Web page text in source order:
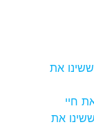
את
חיי
את